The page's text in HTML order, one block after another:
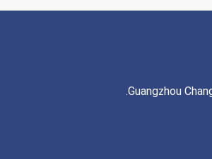
Guangzhou